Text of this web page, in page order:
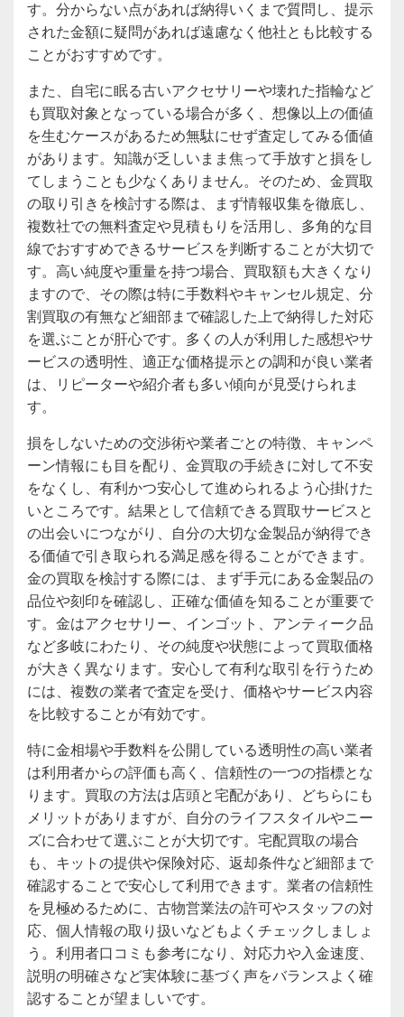
す。分からない点があれば納得いくまで質問し、提示
された金額に疑問があれば遠慮なく他社とも比較する
ことがおすすめです。
また、自宅に眠る古いアクセサリーや壊れた指輪など
も買取対象となっている場合が多く、想像以上の価値
を生むケースがあるため無駄にせず査定してみる価値
があります。知識が乏しいまま焦って手放すと損をし
てしまうことも少なくありません。そのため、金買取
の取り引きを検討する際は、まず情報収集を徹底し、
複数社での無料査定や見積もりを活用し、多角的な目
線でおすすめできるサービスを判断することが大切で
す。高い純度や重量を持つ場合、買取額も大きくなり
ますので、その際は特に手数料やキャンセル規定、分
割買取の有無など細部まで確認した上で納得した対応
を選ぶことが肝心です。多くの人が利用した感想やサ
ービスの透明性、適正な価格提示との調和が良い業者
は、リピーターや紹介者も多い傾向が見受けられま
す。
損をしないための交渉術や業者ごとの特徴、キャンペ
ーン情報にも目を配り、金買取の手続きに対して不安
をなくし、有利かつ安心して進められるよう心掛けた
いところです。結果として信頼できる買取サービスと
の出会いにつながり、自分の大切な金製品が納得でき
る価値で引き取られる満足感を得ることができます。
金の買取を検討する際には、まず手元にある金製品の
品位や刻印を確認し、正確な価値を知ることが重要で
す。金はアクセサリー、インゴット、アンティーク品
など多岐にわたり、その純度や状態によって買取価格
が大きく異なります。安心して有利な取引を行うため
には、複数の業者で査定を受け、価格やサービス内容
を比較することが有効です。
特に金相場や手数料を公開している透明性の高い業者
は利用者からの評価も高く、信頼性の一つの指標とな
ります。買取の方法は店頭と宅配があり、どちらにも
メリットがありますが、自分のライフスタイルやニー
ズに合わせて選ぶことが大切です。宅配買取の場合
も、キットの提供や保険対応、返却条件など細部まで
確認することで安心して利用できます。業者の信頼性
を見極めるために、古物営業法の許可やスタッフの対
応、個人情報の取り扱いなどもよくチェックしましょ
う。利用者口コミも参考になり、対応力や入金速度、
説明の明確さなど実体験に基づく声をバランスよく確
認することが望ましいです。